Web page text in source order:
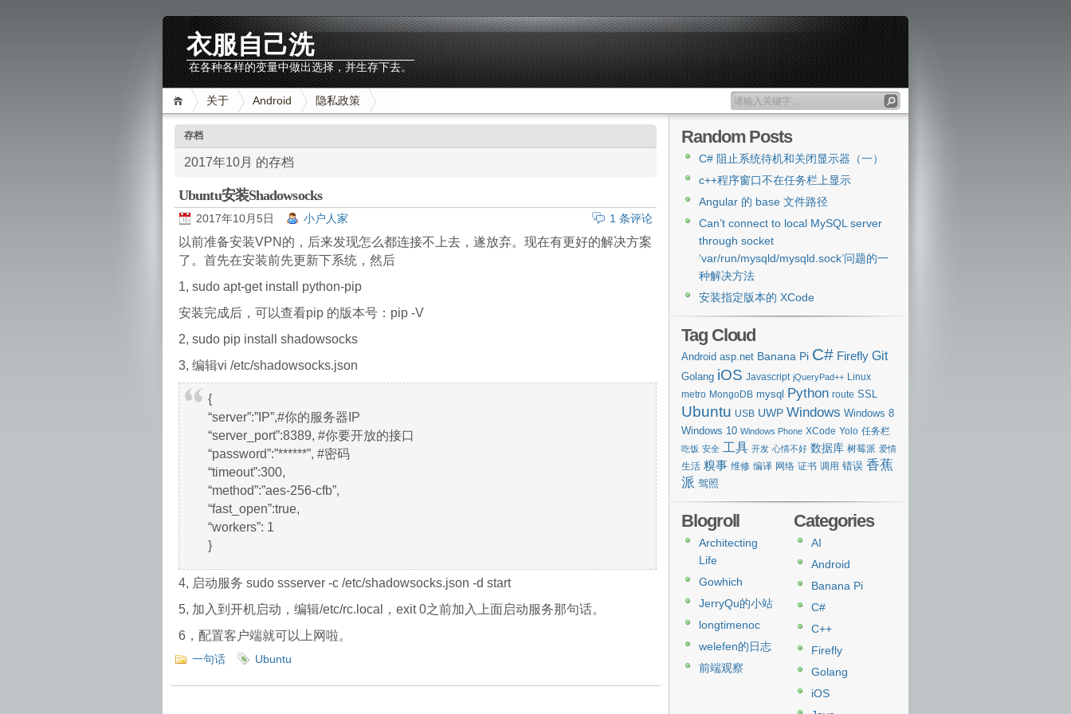
衣服自己洗
在各种各样的变量中做出选择，并生存下去。
关于 Android 隐私政策
存档
2017年10月 的存档
Ubuntu安装Shadowsocks
2017年10月5日 小户人家 1 条评论
以前准备安装VPN的，后来发现怎么都连接不上去，遂放弃。现在有更好的解决方案
了。首先在安装前先更新下系统，然后
1, sudo apt-get install python-pip
安装完成后，可以查看pip 的版本号：pip -V
2, sudo pip install shadowsocks
3, 编辑vi /etc/shadowsocks.json
{
“server”:”IP”,#你的服务器IP
“server_port”:8389, #你要开放的接口
“password”:”******”, #密码
“timeout”:300,
“method”:”aes-256-cfb”,
“fast_open”:true,
“workers”: 1
}
4, 启动服务 sudo ssserver -c /etc/shadowsocks.json -d start
5, 加入到开机启动，编辑/etc/rc.local，exit 0之前加入上面启动服务那句话。
6，配置客户端就可以上网啦。
一句话 Ubuntu
Random Posts
C# 阻止系统待机和关闭显示器（一）
c++程序窗口不在任务栏上显示
Angular 的 base 文件路径
Can’t connect to local MySQL server
through socket
‘var/run/mysqld/mysqld.sock’问题的一
种解决方法
安装指定版本的 XCode
Tag Cloud
Android asp.net Banana Pi C# Firefly Git
Golang iOS Javascript jQueryPad++ Linux
metro MongoDB mysql Python route SSL
Ubuntu USB UWP Windows Windows 8
Windows 10 Windows Phone XCode Yolo 任务栏
吃饭 安全 工具 开发 心情不好 数据库 树莓派 爱情
生活 糗事 维修 编译 网络 证书 调用 错误 香蕉
派 驾照
Categories
AI
Android
Banana Pi
C#
C++
Firefly
Golang
iOS
Blogroll
Architecting
Life
Gowhich
JerryQu的小站
longtimenoc
welefen的日志
前端观察